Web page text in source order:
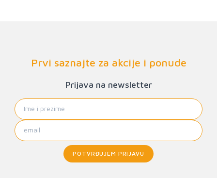
Prvi saznajte za akcije i ponude
Prijava na newsletter
POTVRĐUJEM PRIJAVU